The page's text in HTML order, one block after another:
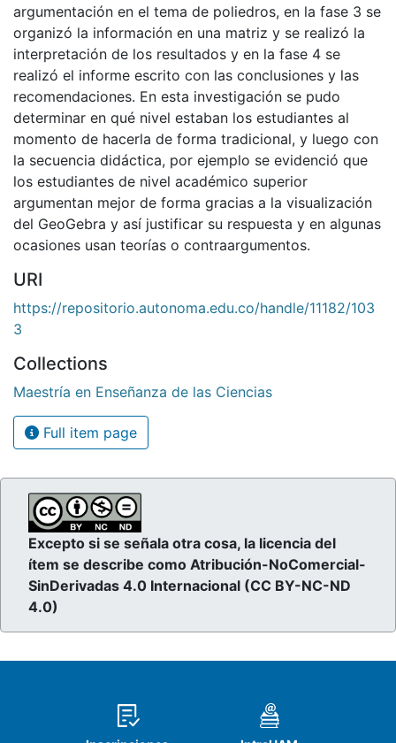
argumentación en el tema de poliedros, en la fase 3 se
organizó la información en una matriz y se realizó la
interpretación de los resultados y en la fase 4 se
realizó el informe escrito con las conclusiones y las
recomendaciones. En esta investigación se pudo
determinar en qué nivel estaban los estudiantes al
momento de hacerla de forma tradicional, y luego con
la secuencia didáctica, por ejemplo se evidenció que
los estudiantes de nivel académico superior
argumentan mejor de forma gracias a la visualización
del GeoGebra y así justificar su respuesta y en algunas
ocasiones usan teorías o contraargumentos.
URI
https://repositorio.autonoma.edu.co/handle/11182/103
3
Collections
Maestría en Enseñanza de las Ciencias
Full item page
Excepto si se señala otra cosa, la licencia del
ítem se describe como Atribución-NoComercial-
SinDerivadas 4.0 Internacional (CC BY-NC-ND
4.0)